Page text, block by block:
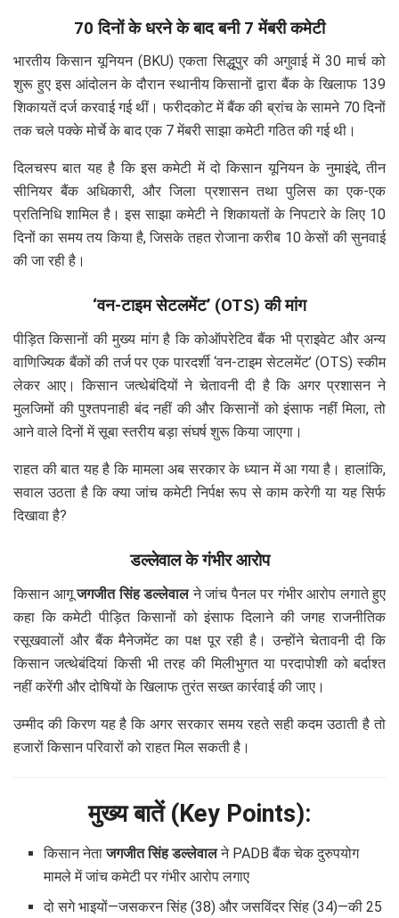
70 दिनों के धरने के बाद बनी 7 मेंबरी कमेटी
भारतीय किसान यूनियन (BKU) एकता सिद्धूपुर की अगुवाई में 30 मार्च को
शुरू हुए इस आंदोलन के दौरान स्थानीय किसानों द्वारा बैंक के खिलाफ 139
शिकायतें दर्ज करवाई गई थीं। फरीदकोट में बैंक की ब्रांच के सामने 70 दिनों
तक चले पक्के मोर्चे के बाद एक 7 मेंबरी साझा कमेटी गठित की गई थी।
दिलचस्प बात यह है कि इस कमेटी में दो किसान यूनियन के नुमाइंदे, तीन
सीनियर बैंक अधिकारी, और जिला प्रशासन तथा पुलिस का एक-एक
प्रतिनिधि शामिल है। इस साझा कमेटी ने शिकायतों के निपटारे के लिए 10
दिनों का समय तय किया है, जिसके तहत रोजाना करीब 10 केसों की सुनवाई
की जा रही है।
‘वन-टाइम सेटलमेंट’ (OTS) की मांग
पीड़ित किसानों की मुख्य मांग है कि कोऑपरेटिव बैंक भी प्राइवेट और अन्य
वाणिज्यिक बैंकों की तर्ज पर एक पारदर्शी ‘वन-टाइम सेटलमेंट’ (OTS) स्कीम
लेकर आए। किसान जत्थेबंदियों ने चेतावनी दी है कि अगर प्रशासन ने
मुलजिमों की पुश्तपनाही बंद नहीं की और किसानों को इंसाफ नहीं मिला, तो
आने वाले दिनों में सूबा स्तरीय बड़ा संघर्ष शुरू किया जाएगा।
राहत की बात यह है कि मामला अब सरकार के ध्यान में आ गया है। हालांकि,
सवाल उठता है कि क्या जांच कमेटी निर्पक्ष रूप से काम करेगी या यह सिर्फ
दिखावा है?
डल्लेवाल के गंभीर आरोप
किसान आगूजगजीत सिंह डल्लेवालने जांच पैनल पर गंभीर आरोप लगाते हुए
कहा कि कमेटी पीड़ित किसानों को इंसाफ दिलाने की जगह राजनीतिक
रसूखवालों और बैंक मैनेजमेंट का पक्ष पूर रही है। उन्होंने चेतावनी दी कि
किसान जत्थेबंदियां किसी भी तरह की मिलीभुगत या परदापोशी को बर्दाश्त
नहीं करेंगी और दोषियों के खिलाफ तुरंत सख्त कार्रवाई की जाए।
उम्मीद की किरण यह है कि अगर सरकार समय रहते सही कदम उठाती है तो
हजारों किसान परिवारों को राहत मिल सकती है।
मुख्य बातें (Key Points):
किसान नेताजगजीत सिंह डल्लेवालने PADB बैंक चेक दुरुपयोग
मामले में जांच कमेटी पर गंभीर आरोप लगाए
दो सगे भाइयों—जसकरन सिंह (38) और जसविंदर सिंह (34)—की 25